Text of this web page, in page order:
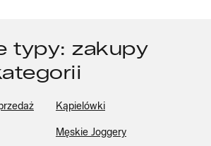
typy: zakupy
Kąpielówki
Męskie Joggery